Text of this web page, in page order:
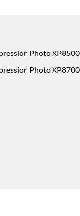
Photo XP8500
Photo XP8700